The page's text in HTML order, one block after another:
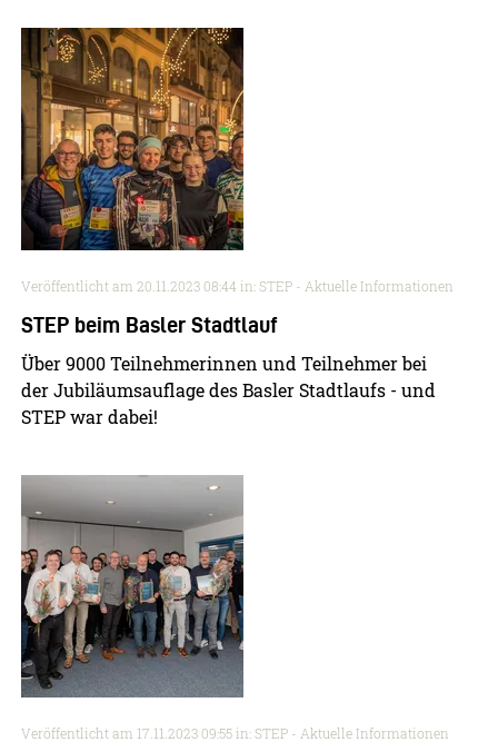
Veröffentlicht am20.11.2023 08:44 in: STEP - Aktuelle Informationen
STEP beim Basler Stadtlauf
Über 9000 Teilnehmerinnen und Teilnehmer bei
der Jubiläumsauflage des Basler Stadtlaufs - und
STEP war dabei!
Veröffentlicht am 17.11.2023 09:55in: STEP - Aktuelle Informationen